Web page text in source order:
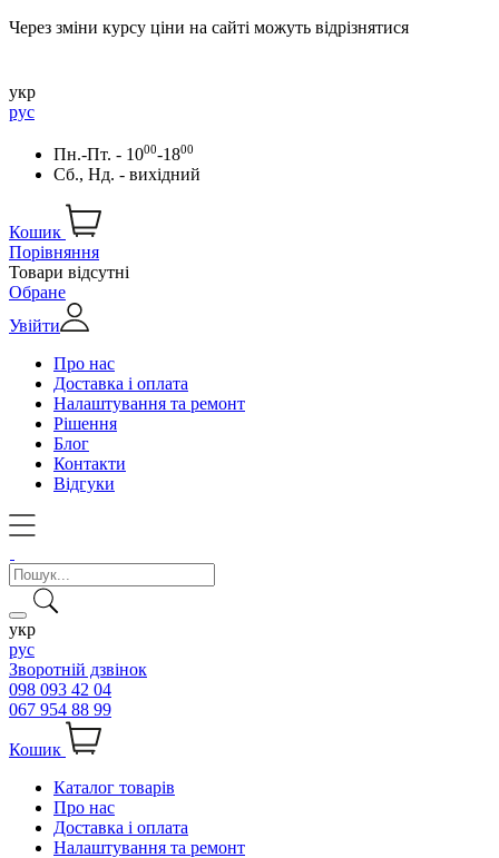
Через зміни курсу ціни на сайті можуть відрізнятися
укр
рус
Пн.-Пт. - 1000-1800
Сб., Нд. - вихідний
Кошик
Порівняння
Товари відсутні
Обране
Увійти
Про нас
Доставка і оплата
Налаштування та ремонт
Рішення
Блог
Контакти
Відгуки
укр
рус
Зворотній дзвінок
098 093 42 04
067 954 88 99
Кошик
Каталог товарів
Про нас
Доставка і оплата
Налаштування та ремонт